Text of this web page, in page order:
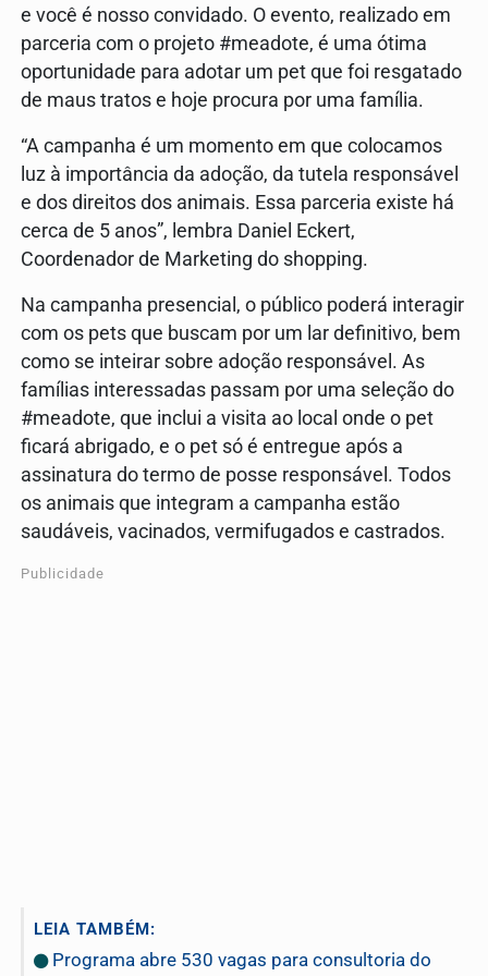
e você é nosso convidado. O evento, realizado em
parceria com o projeto #meadote, é uma ótima
oportunidade para adotar um pet que foi resgatado
de maus tratos e hoje procura por uma família.
“A campanha é um momento em que colocamos
luz à importância da adoção, da tutela responsável
e dos direitos dos animais. Essa parceria existe há
cerca de 5 anos”, lembra Daniel Eckert,
Coordenador de Marketing do shopping.
Na campanha presencial, o público poderá interagir
com os pets que buscam por um lar definitivo, bem
como se inteirar sobre adoção responsável. As
famílias interessadas passam por uma seleção do
#meadote, que inclui a visita ao local onde o pet
ficará abrigado, e o pet só é entregue após a
assinatura do termo de posse responsável. Todos
os animais que integram a campanha estão
saudáveis, vacinados, vermifugados e castrados.
Publicidade
LEIA TAMBÉM:
Programa abre 530 vagas para consultoria do